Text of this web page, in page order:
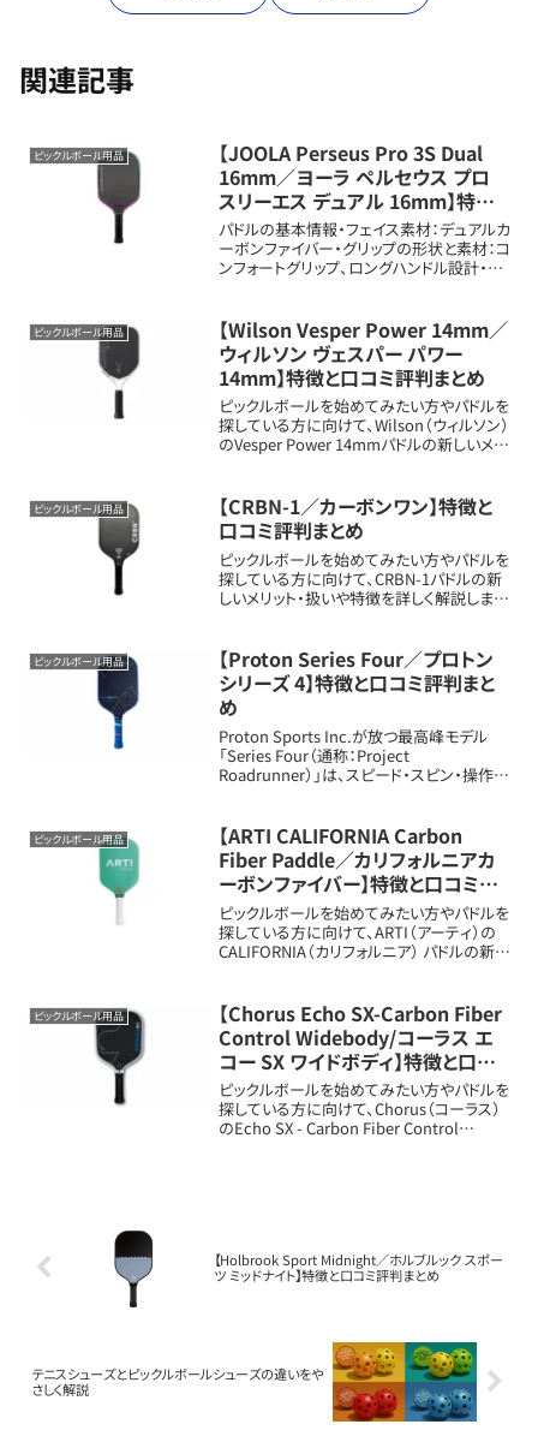
関連記事
ピックルボール用品
【JOOLA Perseus Pro 3S Dual
16mm／ヨーラ ペルセウス プロ
スリーエス デュアル 16mm】特徴と
口コミ評判まとめ
パドルの基本情報・フェイス素材：デュアルカ
ーボンファイバー・グリップの形状と素材：コ
ンフォートグリップ、ロングハンドル設計・重
41.9cm）、幅約7...
ピックルボール用品
【Wilson Vesper Power 14mm／
ウィルソン ヴェスパー パワー
14mm】特徴と口コミ評判まとめ
ピックルボールを始めてみたい方やパドルを
探している方に向けて、Wilson（ウィルソン）
のVesper Power 14mmパドルの新しいメリ
ーボンフ...
ピックルボール用品
【CRBN-1／カーボンワン】特徴と
口コミ評判まとめ
ピックルボールを始めてみたい方やパドルを
探している方に向けて、CRBN-1パドルの新
しいメリット・扱いや特徴を詳しく解説しま
サイズ：全長 約16.5イン...
ピックルボール用品
【Proton Series Four／プロトン
シリーズ 4】特徴と口コミ評判まと
め
Proton Sports Inc.が放つ最高峰モデル
「Series Four（通称：Project
Roadrunner）」は、スピード・スピン・操作性
進素材...
ピックルボール用品
【ARTI CALIFORNIA Carbon
Fiber Paddle／カリフォルニアカ
ーボンファイバー】特徴と口コミ評
判まとめ
ピックルボールを始めてみたい方やパドルを
探している方に向けて、ARTI（アーティ）の
CALIFORNIA（カリフォルニア） パドルの新し
ね備えた、注目のモデル...
ピックルボール用品
【Chorus Echo SX-Carbon Fiber
Control Widebody/コーラス エ
コー SX ワイドボディ】特徴と口コ
ミ評判まとめ
ピックルボールを始めてみたい方やパドルを
探している方に向けて、Chorus（コーラス）
のEcho SX - Carbon Fiber Control
【Holbrook Sport Midnight／ホルブルック スポー
ツ ミッドナイト】特徴と口コミ評判まとめ
テニスシューズとピックルボールシューズの違いをや
さしく解説